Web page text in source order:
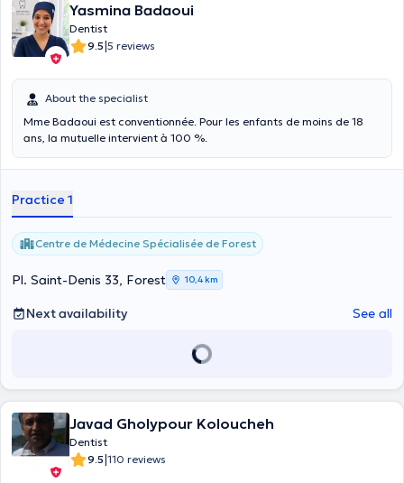
Yasmina Badaoui
Dentist
9.5|5 reviews
About the specialist
Mme Badaoui est conventionnée. Pour les enfants de moins de 18
ans, la mutuelle intervient à 100 %.
Practice 1
Centre de Médecine Spécialisée de Forest
Pl. Saint-Denis 33, Forest 10,4 km
Next availability See all
Javad Gholypour Koloucheh
Dentist
9.5|110 reviews